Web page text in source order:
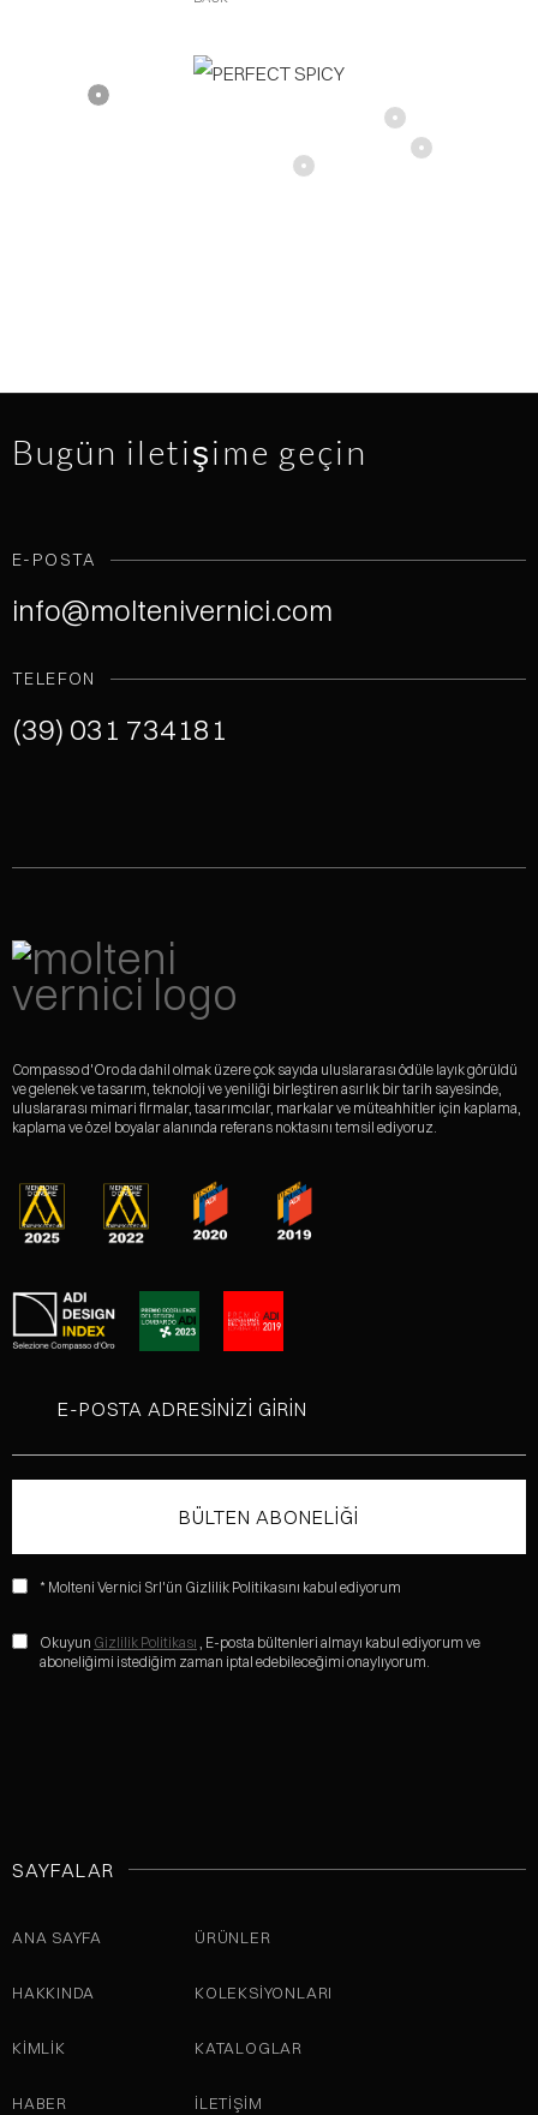
Bugün iletişime geçin
E-POSTA
info@moltenivernici.com
TELEFON
(39) 031 734181
Compasso d'Oro da dahil olmak üzere çok sayıda uluslararası ödüle layık görüldü
ve gelenek ve tasarım, teknoloji ve yeniliği birleştiren asırlık bir tarih sayesinde,
uluslararası mimari firmalar, tasarımcılar, markalar ve müteahhitler için kaplama,
kaplama ve özel boyalar alanında referans noktasını temsil ediyoruz.
* Molteni Vernici Srl'ün Gizlilik Politikasını kabul ediyorum
Okuyun Gizlilik Politikası , E-posta bültenleri almayı kabul ediyorum ve
aboneliğimi istediğim zaman iptal edebileceğimi onaylıyorum.
SAYFALAR
ANA SAYFA
HAKKINDA
KİMLİK
HABER
ÜRÜNLER
KOLEKSIYONLARI
KATALOGLAR
İLETIŞIM